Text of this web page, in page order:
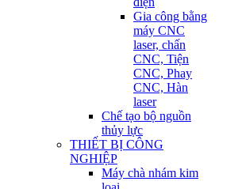
Gia công bằng
máy CNC
laser, chấn
CNC, Tiện
CNC, Phay
CNC, Hàn
laser
Chế tạo bộ nguồn
thủy lực
THIẾT BỊ CÔNG
NGHIỆP
Máy chà nhám kim